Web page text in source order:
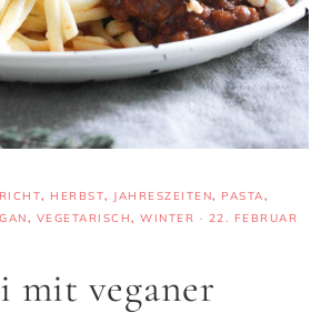
, HERBST, JAHRESZEITEN, PASTA,
, VEGETARISCH, WINTER · 22. FEBRUAR
mit veganer